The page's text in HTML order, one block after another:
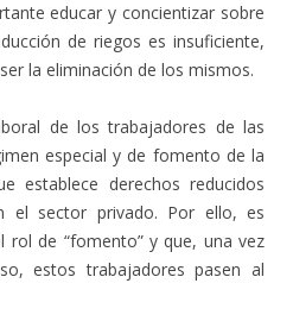
educar y concientizar sobre
de riegos es insuficiente,
la eliminación de los mismos.
de los trabajadores de las
especial y de fomento de la
establece derechos reducidos
el sector privado. Por ello, es
rol de “fomento” y que, una vez
estos trabajadores pasen al